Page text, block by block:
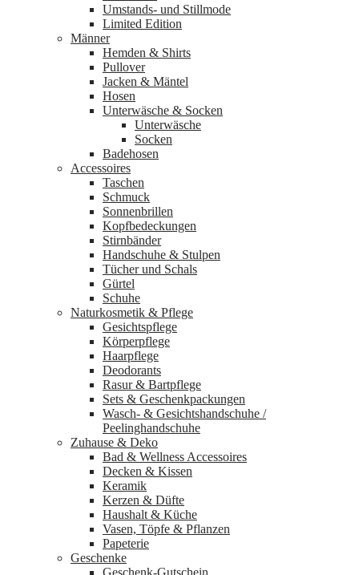
Umstands- und Stillmode
Limited Edition
Männer
Hemden & Shirts
Pullover
Jacken & Mäntel
Hosen
Unterwäsche & Socken
Unterwäsche
Socken
Badehosen
Accessoires
Taschen
Schmuck
Sonnenbrillen
Kopfbedeckungen
Stirnbänder
Handschuhe & Stulpen
Tücher und Schals
Gürtel
Schuhe
Naturkosmetik & Pflege
Gesichtspflege
Körperpflege
Haarpflege
Deodorants
Rasur & Bartpflege
Sets & Geschenkpackungen
Wasch‑ & Gesichtshandschuhe /
Peelinghandschuhe
Zuhause & Deko
Bad & Wellness Accessoires
Decken & Kissen
Keramik
Kerzen & Düfte
Haushalt & Küche
Vasen, Töpfe & Pflanzen
Papeterie
Geschenke
Geschenk-Gutschein